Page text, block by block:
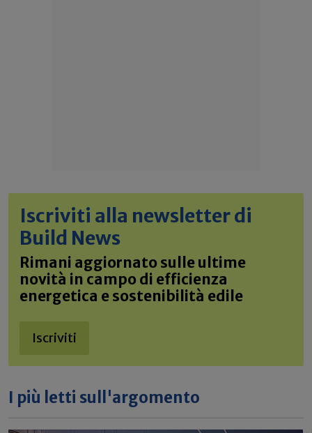
Iscriviti alla newsletter di
Build News
Rimani aggiornato sulle ultime
novità in campo di efficienza
energetica e sostenibilità edile
Iscriviti
I più letti sull'argomento